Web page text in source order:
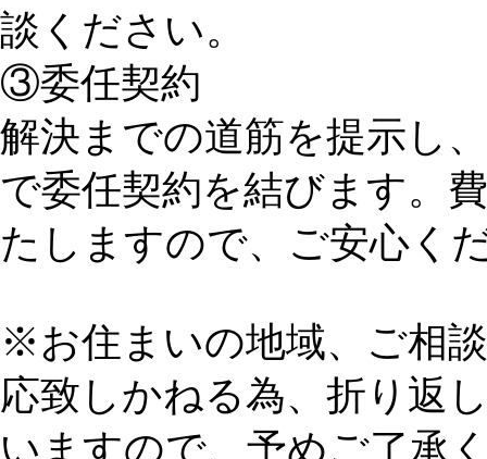
談ください。
③委任契約
解決までの道筋を提示し
で委任契約を結びます。
たしますので、ご安心く
※お住まいの地域、ご相
応致しかねる為、折り返
いますので、予めご了承